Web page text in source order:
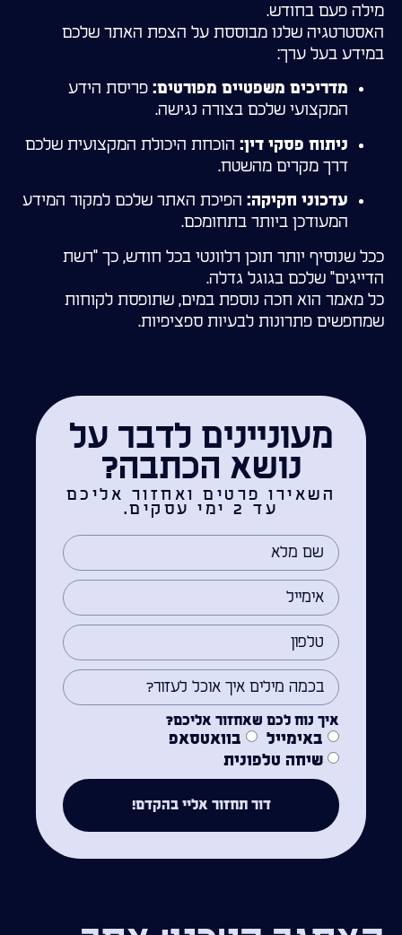
מילה פעם בחודש.
האסטרטגיה שלנו מבוססת על הצפת האתר שלכם
במידע בעל ערך:
מדריכים משפטיים מפורטים: פריסת הידע
המקצועי שלכם בצורה נגישה.
ניתוח פסקי דין: הוכחת היכולת המקצועית שלכם
דרך מקרים מהשטח.
עדכוני חקיקה: הפיכת האתר שלכם למקור המידע
המעודכן ביותר בתחומכם.
ככל שנוסיף יותר תוכן רלוונטי בכל חודש, כך "רשת
הדייגים" שלכם בגוגל גדלה.
כל מאמר הוא חכה נוספת במים, שתופסת לקוחות
שמחפשים פתרונות לבעיות ספציפיות.
מעוניינים לדבר על
נושא הכתבה?
השאירו פרטים ואחזור אליכם
עד 2 ימי עסקים.
איך נוח לכם שאחזור אליכם?
באימייל
בוואטסאפ
שיחה טלפונית
דור תחזור אליי בהקדם!